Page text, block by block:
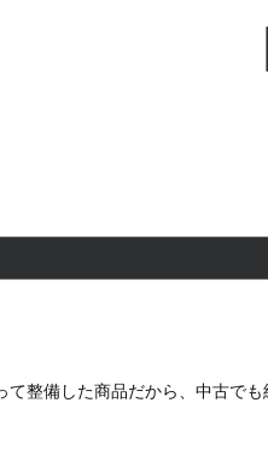
て整備した商品だから、中古で